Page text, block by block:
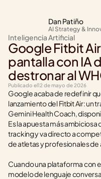
Dan Patiño
AI Strategy &
Inteligencia Artificial
Google Fitbit
pantalla con IA
destronar al
Publicado el12 de mayo de 2026
Google acaba de redefinir
lanzamiento del Fitbit Air: un
Gemini Health Coach,
Es la apuesta más
tracking y va directo a
de atletas y profesionales
Cuando una plataforma con
modelo de lenguaje